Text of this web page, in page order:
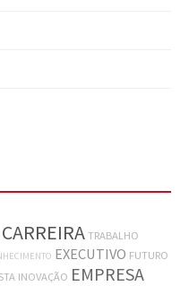
CARREIRA TRABALHO
EXECUTIVO FUTURO
INOVAÇÃO EMPRESA